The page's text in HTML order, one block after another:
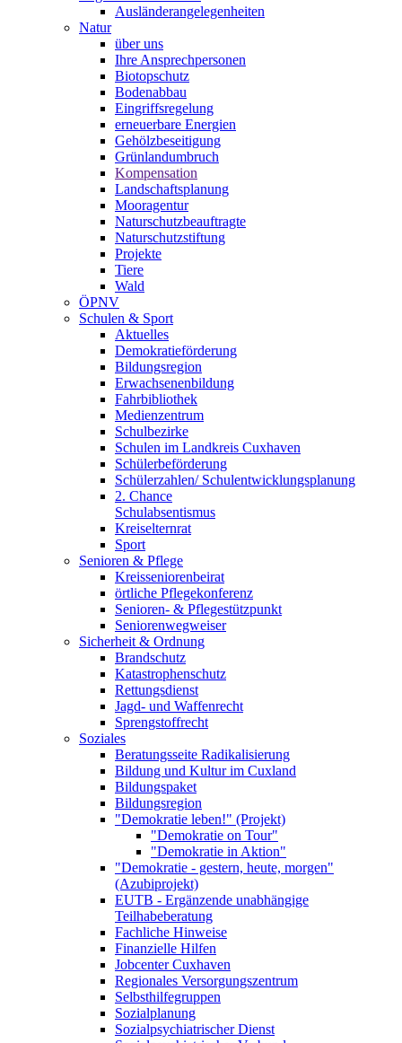
Ausländerangelegenheiten
Natur
über uns
Ihre Ansprechpersonen
Biotopschutz
Bodenabbau
Eingriffsregelung
erneuerbare Energien
Gehölzbeseitigung
Grünlandumbruch
Kompensation
Landschaftsplanung
Mooragentur
Naturschutzbeauftragte
Naturschutzstiftung
Projekte
Tiere
Wald
ÖPNV
Schulen & Sport
Aktuelles
Demokratieförderung
Bildungsregion
Erwachsenenbildung
Fahrbibliothek
Medienzentrum
Schulbezirke
Schulen im Landkreis Cuxhaven
Schülerbeförderung
Schülerzahlen/ Schulentwicklungsplanung
2. Chance
Schulabsentismus
Kreiselternrat
Sport
Senioren & Pflege
Kreisseniorenbeirat
örtliche Pflegekonferenz
Senioren- & Pflegestützpunkt
Seniorenwegweiser
Sicherheit & Ordnung
Brandschutz
Katastrophenschutz
Rettungsdienst
Jagd- und Waffenrecht
Sprengstoffrecht
Soziales
Beratungsseite Radikalisierung
Bildung und Kultur im Cuxland
Bildungspaket
Bildungsregion
"Demokratie leben!" (Projekt)
"Demokratie on Tour"
"Demokratie in Aktion"
"Demokratie - gestern, heute, morgen"
(Azubiprojekt)
EUTB - Ergänzende unabhängige
Teilhabeberatung
Fachliche Hinweise
Finanzielle Hilfen
Jobcenter Cuxhaven
Regionales Versorgungszentrum
Selbsthilfegruppen
Sozialplanung
Sozialpsychiatrischer Dienst